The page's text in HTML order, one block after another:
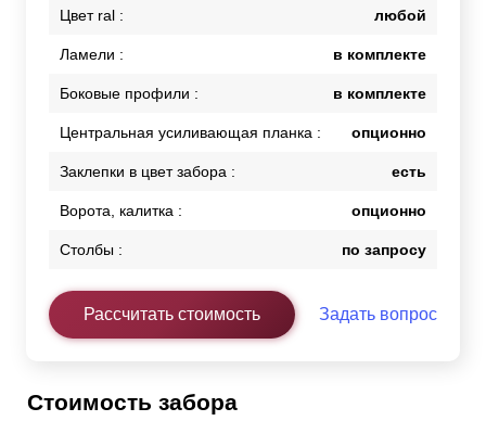
Цвет ral : любой
Ламели : в комплекте
Боковые профили : в комплекте
Центральная усиливающая планка : опционно
Заклепки в цвет забора : есть
Ворота, калитка : опционно
Столбы : по запросу
Рассчитать стоимость Задать вопрос
Стоимость забора